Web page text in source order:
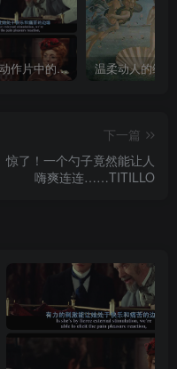
岛国爱情动作片中的AV棒到底有多猛？成人用品震动棒的发展史！
下一篇
惊了！一个勺子竟然能让人
嗨爽连连……TITILLO